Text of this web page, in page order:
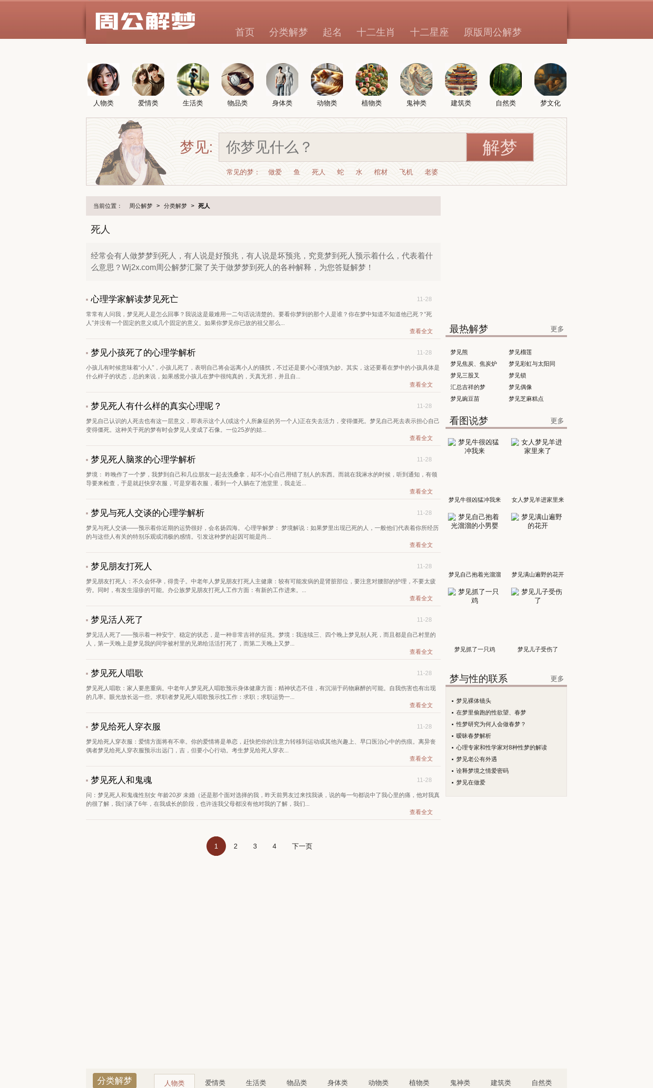
首页 分类解梦 起名 十二生肖 十二星座 原版周公解梦
人物类 爱情类 生活类 物品类 身体类 动物类 植物类 鬼神类 建筑类 自然类 梦文化
梦见:
常见的梦： 做爱 鱼 死人 蛇 水 棺材 飞机 老婆
当前位置： 周公解梦 > 分类解梦 > 死人
死人
经常会有人做梦梦到死人，有人说是好预兆，有人说是坏预兆，究竟梦到死人预示着什么，代表着什
么意思？Wj2x.com周公解梦汇聚了关于做梦梦到死人的各种解释，为您答疑解梦！
心理学家解读梦见死亡 11-28
常常有人问我，梦见死人是怎么回事？我说这是最难用一二句话说清楚的。要看你梦到的那个人是谁？你在梦中知道不知道他已死？“死
人”并没有一个固定的意义或几个固定的意义。如果你梦见你已故的祖父那么...
查看全文
梦见小孩死了的心理学解析 11-28
小孩儿有时候意味着“小人”，小孩儿死了，表明自己将会远离小人的骚扰，不过还是要小心谨慎为妙。其实，这还要看在梦中的小孩具体是
什么样子的状态，总的来说，如果感觉小孩儿在梦中很纯真的，天真无邪，并且自...
查看全文
梦见死人有什么样的真实心理呢？ 11-28
梦见自己认识的人死去也有这一层意义，即表示这个人(或这个人所象征的另一个人)正在失去活力，变得僵死。梦见自己死去表示担心自己
变得僵死。这种关于死的梦有时会梦见人变成了石像。一位25岁的姑...
查看全文
梦见死人脑浆的心理学解析 11-28
梦境： 昨晚作了一个梦，我梦到自己和几位朋友一起去洗桑拿，却不小心自己用错了别人的东西。而就在我淋水的时候，听到通知，有领
导要来检查，于是就赶快穿衣服，可是穿着衣服，看到一个人躺在了池堂里，我走近...
查看全文
梦见与死人交谈的心理学解析 11-28
梦见与死人交谈——预示着你近期的运势很好，会名扬四海。 心理学解梦： 梦境解说：如果梦里出现已死的人，一般他们代表着你所经历
的与这些人有关的特别乐观或消极的感情。引发这种梦的起因可能是尚...
查看全文
梦见朋友打死人 11-28
梦见朋友打死人：不久会怀孕，得贵子。中老年人梦见朋友打死人主健康：较有可能发病的是肾脏部位，要注意对腰部的护理，不要太疲
劳。同时，有发生湿疹的可能。办公族梦见朋友打死人工作方面：有新的工作进来。...
查看全文
梦见活人死了 11-28
梦见活人死了——预示着一种安宁、稳定的状态，是一种非常吉祥的征兆。梦境：我连续三、四个晚上梦见别人死，而且都是自己村里的
人，第一天晚上是梦见我的同学被村里的兄弟给活活打死了，而第二天晚上又梦...
查看全文
梦见死人唱歌 11-28
梦见死人唱歌：家人要患重病。中老年人梦见死人唱歌预示身体健康方面：精神状态不佳，有沉溺于药物麻醉的可能。自我伤害也有出现
的几率。眼光放长远一些。求职者梦见死人唱歌预示找工作：求职；求职运势一...
查看全文
梦见给死人穿衣服 11-28
梦见给死人穿衣服：爱情方面将有不幸。你的爱情将是单恋，赶快把你的注意力转移到运动或其他兴趣上、早口医治心中的伤痕。离异丧
偶者梦见给死人穿衣服预示出远门，吉，但要小心行动。考生梦见给死人穿衣...
查看全文
梦见死人和鬼魂 11-28
问：梦见死人和鬼魂性别女 年龄20岁 未婚（还是那个面对选择的我，昨天前男友过来找我谈，说的每一句都说中了我心里的痛，他对我真
的很了解，我们谈了6年，在我成长的阶段，也许连我父母都没有他对我的了解，我们...
查看全文
1 2 3 4 下一页
最热解梦 更多
梦见熊
梦见榴莲
梦见焦炭、焦炭炉
梦见彩虹与太阳同
时出现
梦见三股叉
梦见锁
汇总吉祥的梦
梦见偶像
梦见豌豆苗
梦见芝麻糕点
看图说梦 更多
梦见牛很凶猛冲我来 女人梦见羊进家里来
了
梦见自己抱着光溜溜
的小男婴
梦见满山遍野的花开
梦见抓了一只鸡 梦见儿子受伤了
梦与性的联系 更多
梦见裸体镜头
在梦里偷跑的性欲望、春梦
性梦研究为何人会做春梦？
暧昧春梦解析
心理专家和性学家对8种性梦的解读
梦见老公有外遇
诠释梦境之情爱密码
梦见在做爱
分类解梦 人物类 爱情类 生活类 物品类 身体类 动物类 植物类 鬼神类 建筑类 自然类